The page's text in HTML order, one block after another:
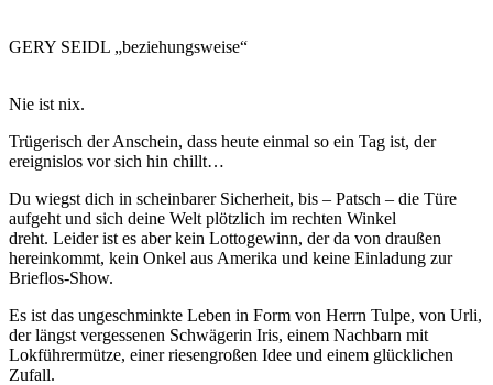
GERY SEIDL „beziehungsweise“
Nie ist nix.
Trügerisch der Anschein, dass heute einmal so ein Tag ist, der
ereignislos vor sich hin chillt…
Du wiegst dich in scheinbarer Sicherheit, bis – Patsch – die Türe
aufgeht und sich deine Welt plötzlich im rechten Winkel
dreht. Leider ist es aber kein Lottogewinn, der da von draußen
hereinkommt, kein Onkel aus Amerika und keine Einladung zur
Brieflos-Show.
Es ist das ungeschminkte Leben in Form von Herrn Tulpe, von Urli,
der längst vergessenen Schwägerin Iris, einem Nachbarn mit
Lokführermütze, einer riesengroßen Idee und einem glücklichen
Zufall.